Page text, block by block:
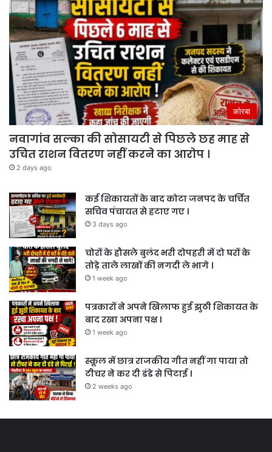
कोरबा
नवागांव सल्का की सोसायटी से पिछले छह माह से
उचित राशन वितरण नहीं करने का आरोप ।
2 days ago
कई शिकायतों के बाद कोटा जनपद के चर्चित
सचिव पंचायत से हटाए गए ।
3 days ago
चोरों के हौसले बुलंद भरी दोपहरी में दो घरों के
तोड़े ताले लाखों की नगदी ले भागे ।
1 week ago
पत्रकारों ने अपने खिलाफ हुई झुठी शिकायत के
बाद रखा अपना पक्ष ।
1 week ago
स्कूल में छात्र राजकीय गीत नहीं गा पाया तो
टीचर ने कर दी डंडे से पिटाई ।
2 weeks ago